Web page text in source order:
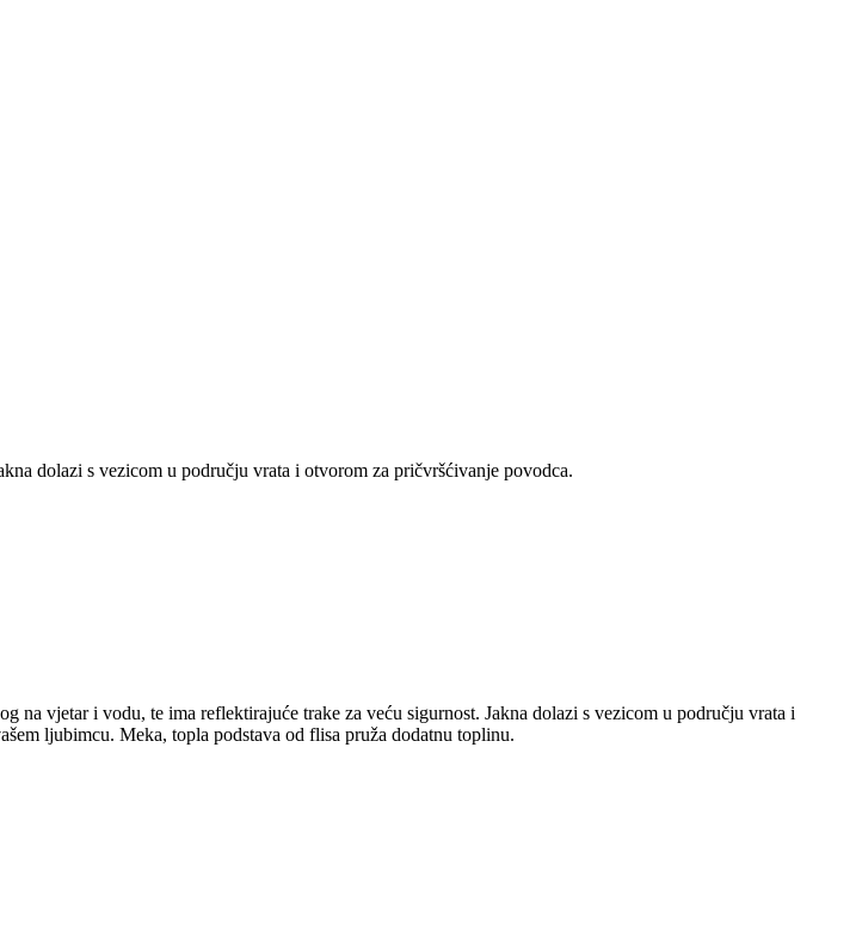
dolazi s vezicom u području vrata i otvorom za pričvršćivanje povodca.
na vjetar i vodu, te ima reflektirajuće trake za veću sigurnost. Jakna dolazi s vezicom u području vrata i
ljubimcu. Meka, topla podstava od flisa pruža dodatnu toplinu.